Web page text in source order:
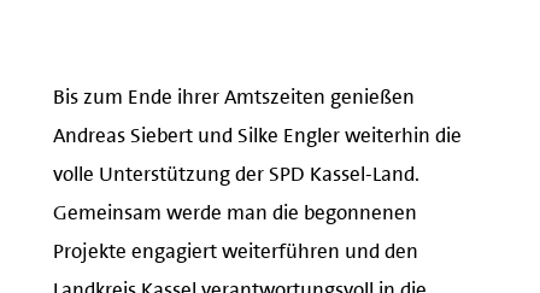
Bis zum Ende ihrer Amtszeiten genießen
Andreas Siebert und Silke Engler weiterhin die
volle Unterstützung der SPD Kassel-Land.
Gemeinsam werde man die begonnenen
Projekte engagiert weiterführen und den
Landkreis Kassel verantwortungsvoll in die